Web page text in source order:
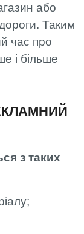
або
Таким
час про
і більше
з таких